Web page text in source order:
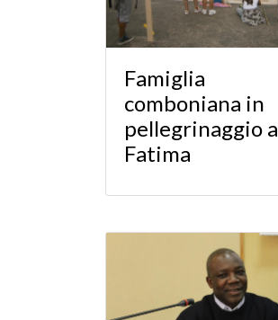
Famiglia
comboniana in
pellegrinaggio a
Fatima